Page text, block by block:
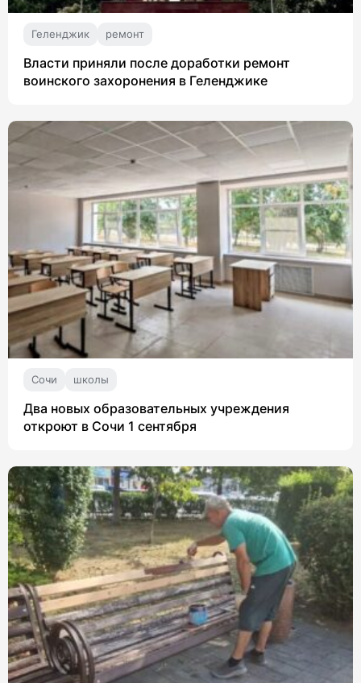
Геленджик ремонт
Власти приняли после доработки ремонт
воинского захоронения в Геленджике
Сочи школы
Два новых образовательных учреждения
откроют в Сочи 1 сентября